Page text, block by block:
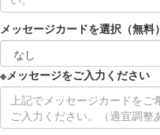
メッセージカードを選択（無料）
※メッセージをご入力ください